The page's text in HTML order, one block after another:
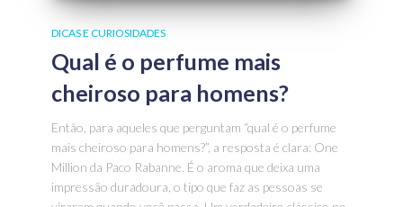
DICAS E CURIOSIDADES
Qual é o perfume mais
cheiroso para homens?
Então, para aqueles que perguntam “qual é o perfume
mais cheiroso para homens?”, a resposta é clara: One
Million da Paco Rabanne. É o aroma que deixa uma
impressão duradoura, o tipo que faz as pessoas se